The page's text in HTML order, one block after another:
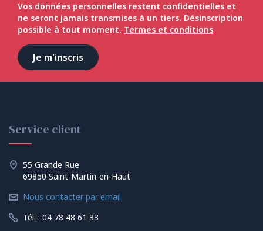
Vos données personnelles restent confidentielles et
ne seront jamais transmises à un tiers. Désinscription
possible à tout moment. Termes et conditions
Service client
55 Grande Rue
69850 Saint-Martin-en-Haut
Nous contacter par email
Tél. : 04 78 48 61 33